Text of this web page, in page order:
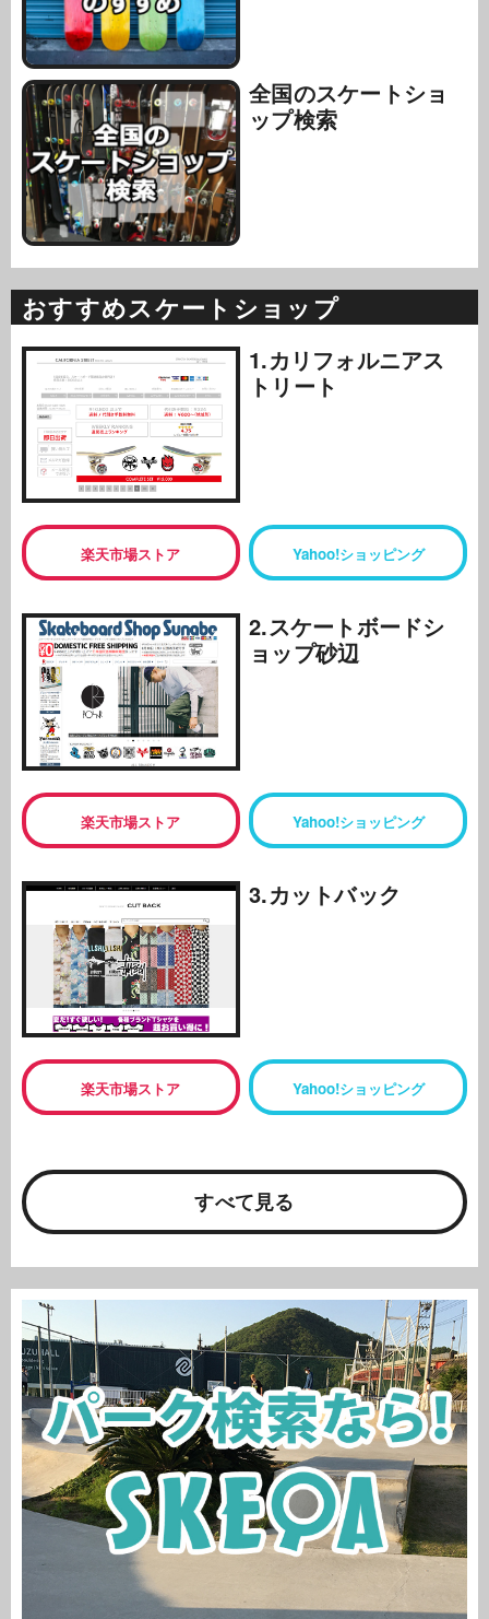
全国のスケートショ
ップ検索
おすすめスケートショップ
1.カリフォルニアス
トリート
楽天市場ストア Yahoo!ショッピング
2.スケートボードシ
ョップ砂辺
楽天市場ストア Yahoo!ショッピング
3.カットバック
楽天市場ストア Yahoo!ショッピング
すべて見る